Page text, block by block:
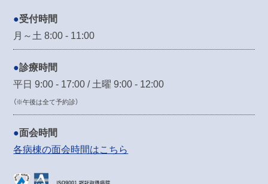
受付時間
月～土 8:00 - 11:00
診療時間
平日 9:00 - 17:00 / 土曜 9:00 - 12:00
（※午後は全て予約診）
面会時間
各病棟の面会時間はこちら